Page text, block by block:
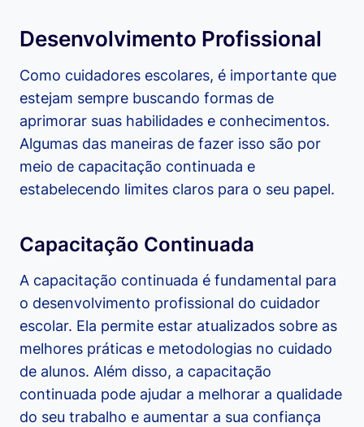
Desenvolvimento Profissional
Como cuidadores escolares, é importante que
estejam sempre buscando formas de
aprimorar suas habilidades e conhecimentos.
Algumas das maneiras de fazer isso são por
meio de capacitação continuada e
estabelecendo limites claros para o seu papel.
Capacitação Continuada
A capacitação continuada é fundamental para
o desenvolvimento profissional do cuidador
escolar. Ela permite estar atualizados sobre as
melhores práticas e metodologias no cuidado
de alunos. Além disso, a capacitação
continuada pode ajudar a melhorar a qualidade
do seu trabalho e aumentar a sua confiança